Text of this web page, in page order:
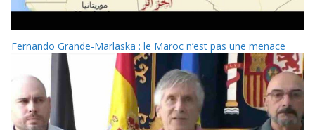
Fernando Grande-Marlaska : le Maroc n’est pas une menace